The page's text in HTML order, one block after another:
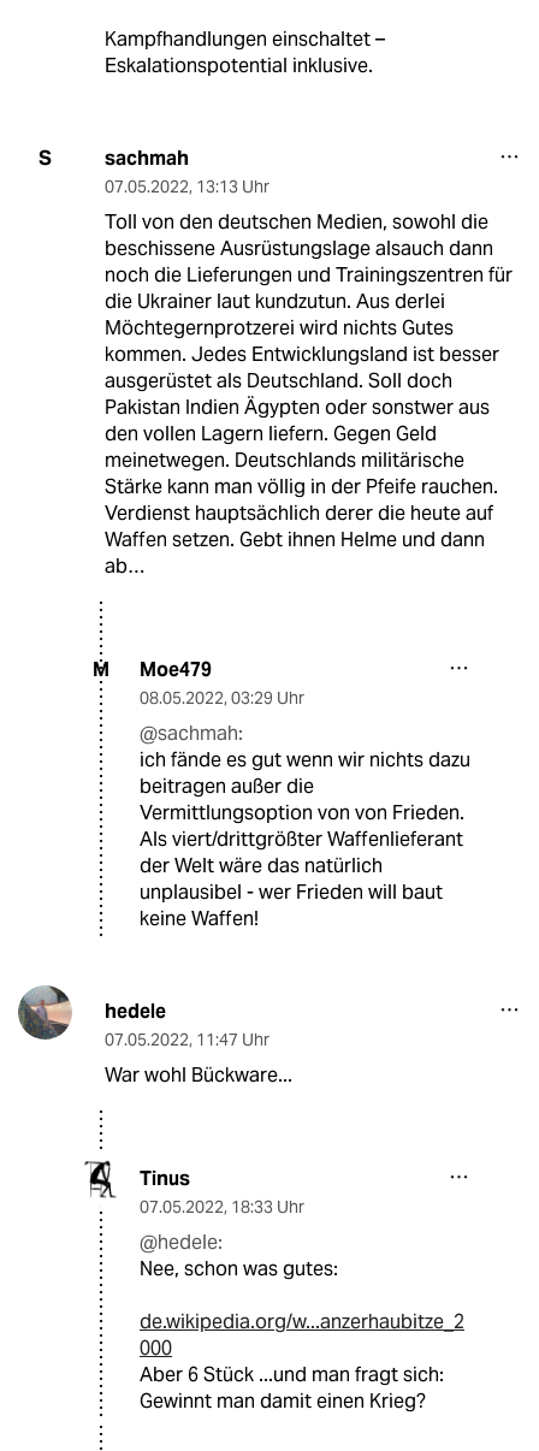
Kampfhandlungen einschaltet –
Eskalationspotential inklusive.
S sachmah
07.05.2022, 13:13 Uhr
Toll von den deutschen Medien, sowohl die
beschissene Ausrüstungslage alsauch dann
noch die Lieferungen und Trainingszentren für
die Ukrainer laut kundzutun. Aus derlei
Möchtegernprotzerei wird nichts Gutes
kommen. Jedes Entwicklungsland ist besser
ausgerüstet als Deutschland. Soll doch
Pakistan Indien Ägypten oder sonstwer aus
den vollen Lagern liefern. Gegen Geld
meinetwegen. Deutschlands militärische
Stärke kann man völlig in der Pfeife rauchen.
Verdienst hauptsächlich derer die heute auf
Waffen setzen. Gebt ihnen Helme und dann
ab…
M Moe479
08.05.2022, 03:29 Uhr
@sachmah:
ich fände es gut wenn wir nichts dazu
beitragen außer die
Vermittlungsoption von von Frieden.
Als viert/drittgrößter Waffenlieferant
der Welt wäre das natürlich
unplausibel - wer Frieden will baut
keine Waffen!
hedele
07.05.2022, 11:47 Uhr
War wohl Bückware...
Tinus
07.05.2022, 18:33 Uhr
@hedele:
Nee, schon was gutes:
de.wikipedia.org/w...anzerhaubitze_2
000
Aber 6 Stück ...und man fragt sich:
Gewinnt man damit einen Krieg?